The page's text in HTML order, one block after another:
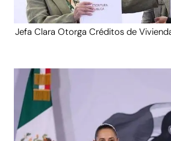
Jefa Clara Otorga Créditos de